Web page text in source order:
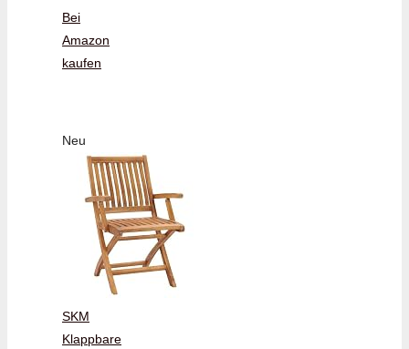
Bei
Amazon
kaufen
Neu
SKM
Klappbare